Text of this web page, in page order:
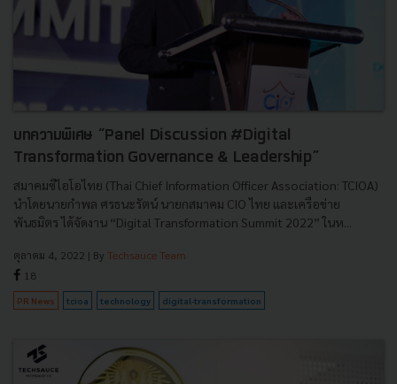
บทความพิเศษ “Panel Discussion #Digital
Transformation Governance & Leadership”
สมาคมซีไอโอไทย (Thai Chief Information Officer Association: TCIOA)
นำโดยนายกำพล ศรธนะรัตน์ นายกสมาคม CIO ไทย และเครือข่าย
พันธมิตร ได้จัดงาน “Digital Transformation Summit 2022” ในห...
ตุลาคม 4, 2022 | By Techsauce Team
18
PR News tcioa technology digital-transformation